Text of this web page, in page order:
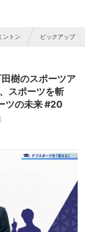
ントン ピックアップ
樹のスポーツア
スポーツを斬
ツの未来 #20